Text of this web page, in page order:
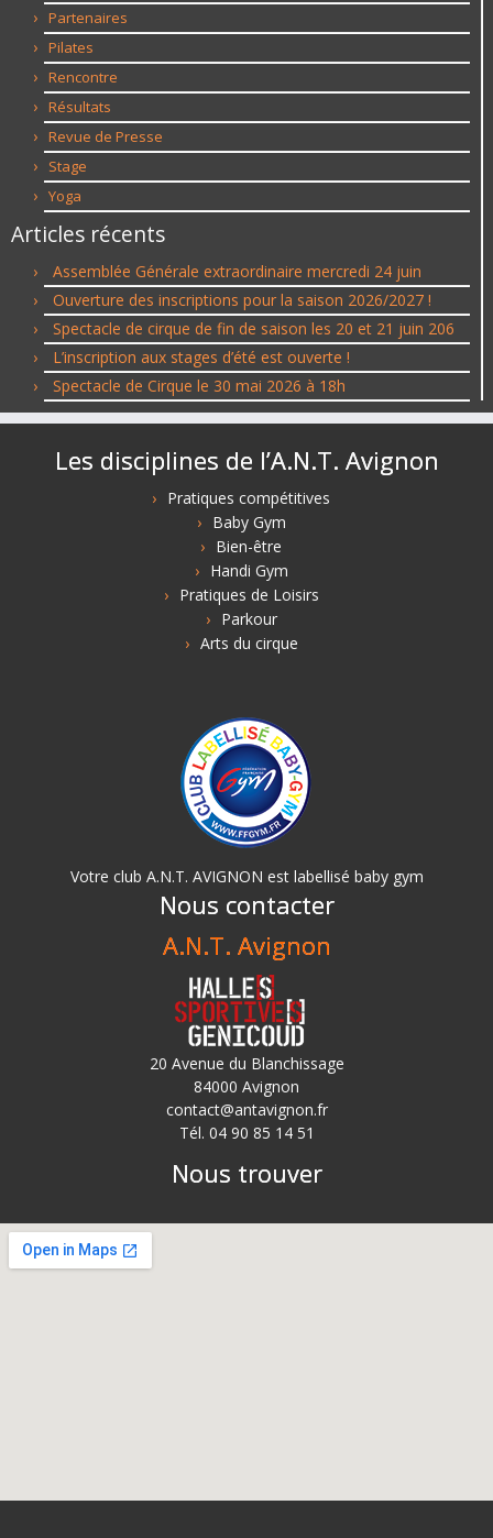
Partenaires
Pilates
Rencontre
Résultats
Revue de Presse
Stage
Yoga
Articles récents
Assemblée Générale extraordinaire mercredi 24 juin
Ouverture des inscriptions pour la saison 2026/2027 !
Spectacle de cirque de fin de saison les 20 et 21 juin 206
L’inscription aux stages d’été est ouverte !
Spectacle de Cirque le 30 mai 2026 à 18h
Les disciplines de l’A.N.T. Avignon
Pratiques compétitives
Baby Gym
Bien-être
Handi Gym
Pratiques de Loisirs
Parkour
Arts du cirque
Votre club A.N.T. AVIGNON est labellisé baby gym
Nous contacter
A.N.T. Avignon
20 Avenue du Blanchissage
84000 Avignon
contact@antavignon.fr
Tél. 04 90 85 14 51
Nous trouver